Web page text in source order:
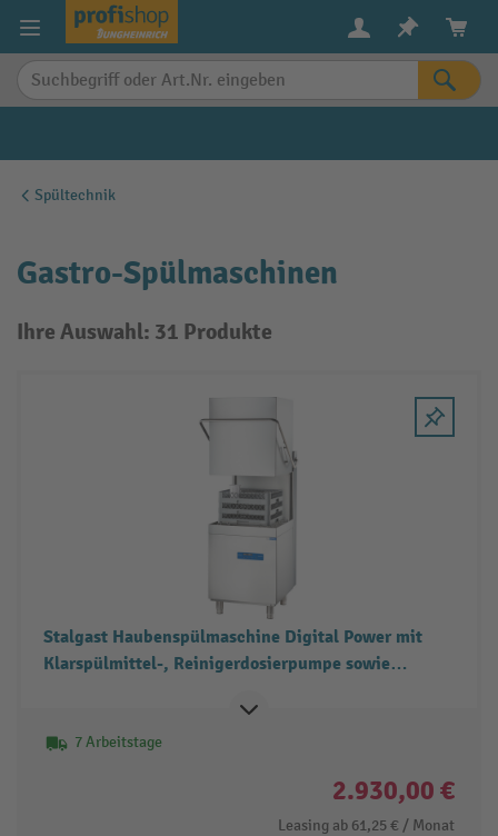
springen
Spültechnik
Gastro-Spülmaschinen
Ihre Auswahl: 31 Produkte
Stalgast Haubenspülmaschine Digital Power mit
Klarspülmittel-, Reinigerdosierpumpe sowie
7 Arbeitstage
2.930,00 €
Leasing ab 61,25 € / Monat